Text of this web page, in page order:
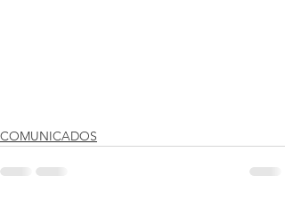
COMUNICADOS